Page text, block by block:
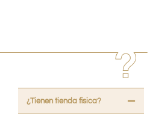
¿Tienen tienda fisica?